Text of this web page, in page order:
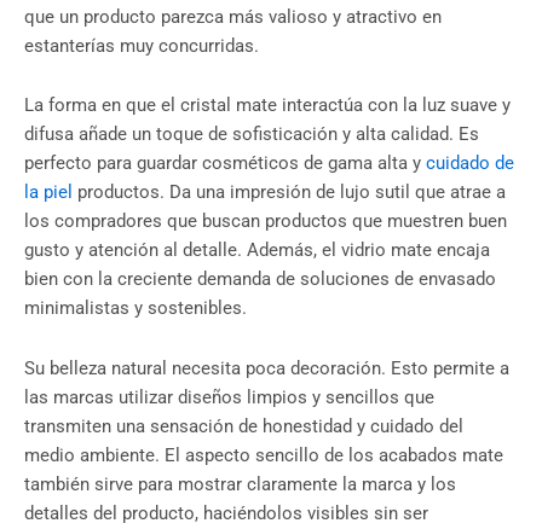
que un producto parezca más valioso y atractivo en
estanterías muy concurridas.
La forma en que el cristal mate interactúa con la luz suave y
difusa añade un toque de sofisticación y alta calidad. Es
perfecto para guardar cosméticos de gama alta y cuidado de
la piel productos. Da una impresión de lujo sutil que atrae a
los compradores que buscan productos que muestren buen
gusto y atención al detalle. Además, el vidrio mate encaja
bien con la creciente demanda de soluciones de envasado
minimalistas y sostenibles.
Su belleza natural necesita poca decoración. Esto permite a
las marcas utilizar diseños limpios y sencillos que
transmiten una sensación de honestidad y cuidado del
medio ambiente. El aspecto sencillo de los acabados mate
también sirve para mostrar claramente la marca y los
detalles del producto, haciéndolos visibles sin ser